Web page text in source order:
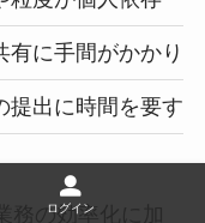
有に手間がかかり
提出に時間を要する
務の効率化に加
ログイン